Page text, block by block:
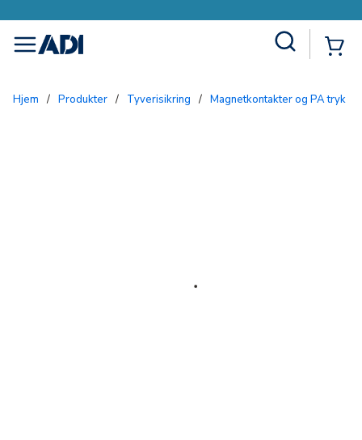
menu
Hjem / Produkter / Tyverisikring / Magnetkontakter og PA tryk